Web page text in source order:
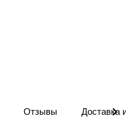
Отзывы Доставка